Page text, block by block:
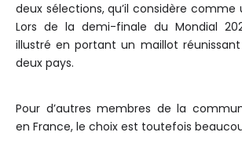
deux sélections, qu’il considère comme
Lors de la demi-finale du Mondial
illustré en portant un maillot
deux pays.
Pour d’autres membres de la
en France, le choix est toutefois